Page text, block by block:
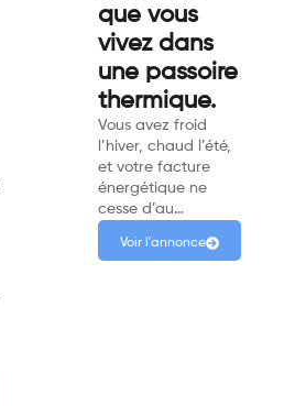
que vous
vivez dans
une passoire
thermique.
Vous avez froid
l’hiver, chaud l’été,
et votre facture
énergétique ne
cesse d’au…
Voir l'annonce